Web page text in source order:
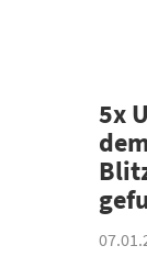
5x